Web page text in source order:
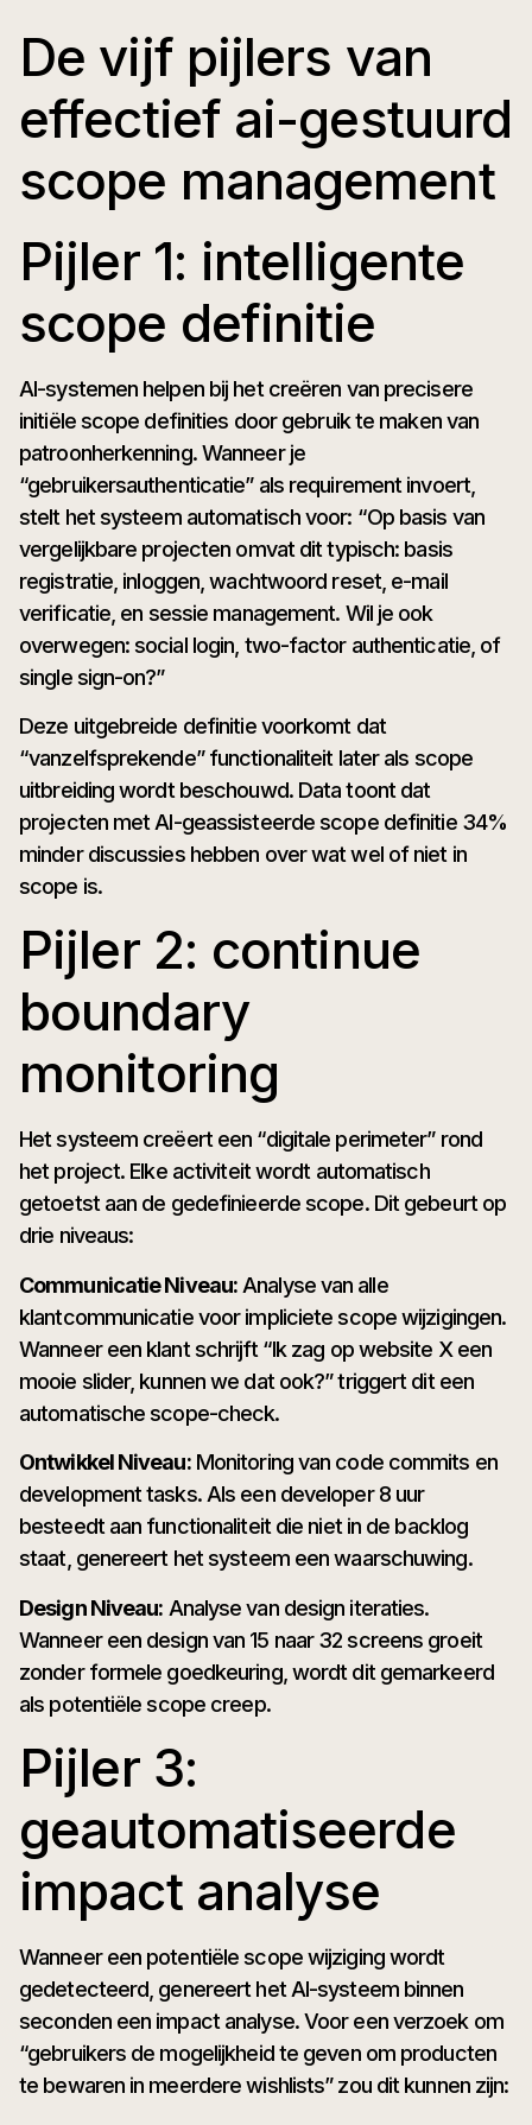
De vijf pijlers van
effectief ai-gestuurd
scope management
Pijler 1: intelligente
scope definitie
AI-systemen helpen bij het creëren van precisere
initiële scope definities door gebruik te maken van
patroonherkenning. Wanneer je
“gebruikersauthenticatie” als requirement invoert,
stelt het systeem automatisch voor: “Op basis van
vergelijkbare projecten omvat dit typisch: basis
registratie, inloggen, wachtwoord reset, e-mail
verificatie, en sessie management. Wil je ook
overwegen: social login, two-factor authenticatie, of
single sign-on?”
Deze uitgebreide definitie voorkomt dat
“vanzelfsprekende” functionaliteit later als scope
uitbreiding wordt beschouwd. Data toont dat
projecten met AI-geassisteerde scope definitie 34%
minder discussies hebben over wat wel of niet in
scope is.
Pijler 2: continue
boundary
monitoring
Het systeem creëert een “digitale perimeter” rond
het project. Elke activiteit wordt automatisch
getoetst aan de gedefinieerde scope. Dit gebeurt op
drie niveaus:
Communicatie Niveau: Analyse van alle
klantcommunicatie voor impliciete scope wijzigingen.
Wanneer een klant schrijft “Ik zag op website X een
mooie slider, kunnen we dat ook?” triggert dit een
automatische scope-check.
Ontwikkel Niveau:Monitoring van code commits en
development tasks. Als een developer 8 uur
besteedt aan functionaliteit die niet in de backlog
staat, genereert het systeem een waarschuwing.
Design Niveau: Analyse van design iteraties.
Wanneer een design van 15 naar 32 screens groeit
zonder formele goedkeuring, wordt dit gemarkeerd
als potentiële scope creep.
Pijler 3:
geautomatiseerde
impact analyse
Wanneer een potentiële scope wijziging wordt
gedetecteerd, genereert het AI-systeem binnen
seconden een impact analyse. Voor een verzoek om
“gebruikers de mogelijkheid te geven om producten
te bewaren in meerdere wishlists” zou dit kunnen zijn: